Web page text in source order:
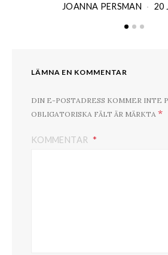
JOANNA PERSMAN 20
LÄMNA EN KOMMENTAR
DIN E-POSTADRESS KOMMER INTE
OBLIGATORISKA FÄLT ÄR MÄRKTA *
KOMMENTAR